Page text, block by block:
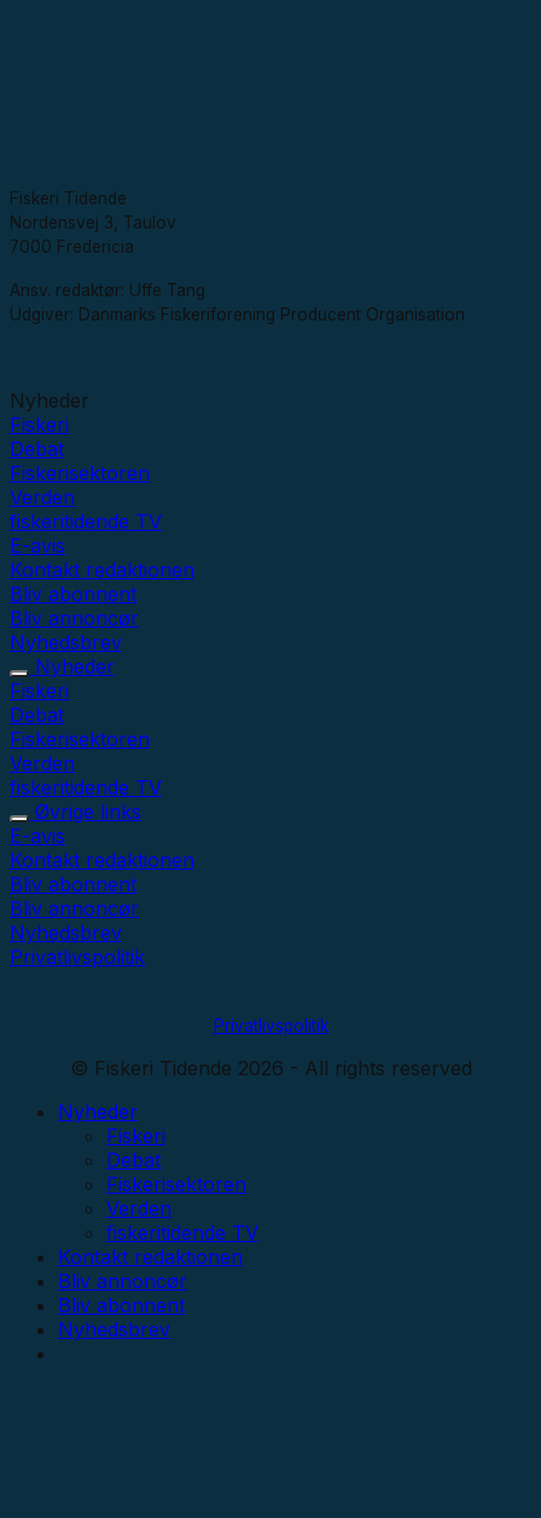
Fiskeri Tidende
Nordensvej 3, Taulov
7000 Fredericia
Ansv. redaktør: Uffe Tang
Udgiver: Danmarks Fiskeriforening Producent Organisation
Nyheder
Fiskeri
Debat
Fiskerisektoren
Verden
fiskeritidende TV
E-avis
Kontakt redaktionen
Bliv abonnent
Bliv annoncør
Nyhedsbrev
Nyheder
Fiskeri
Debat
Fiskerisektoren
Verden
fiskeritidende TV
Øvrige links
E-avis
Kontakt redaktionen
Bliv abonnent
Bliv annoncør
Nyhedsbrev
Privatlivspolitik
Privatlivspolitik
© Fiskeri Tidende 2026 - All rights reserved
Nyheder
Fiskeri
Debat
Fiskerisektoren
Verden
fiskeritidende TV
Kontakt redaktionen
Bliv annoncør
Bliv abonnent
Nyhedsbrev